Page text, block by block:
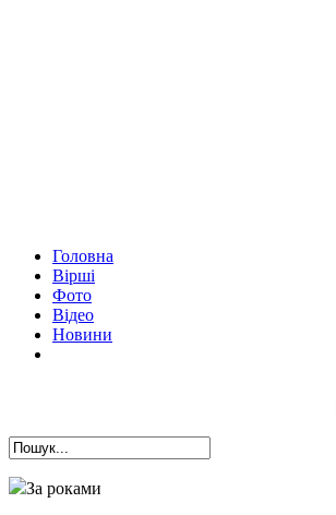
Головна
Вірші
Фото
Відео
Новини
За роками